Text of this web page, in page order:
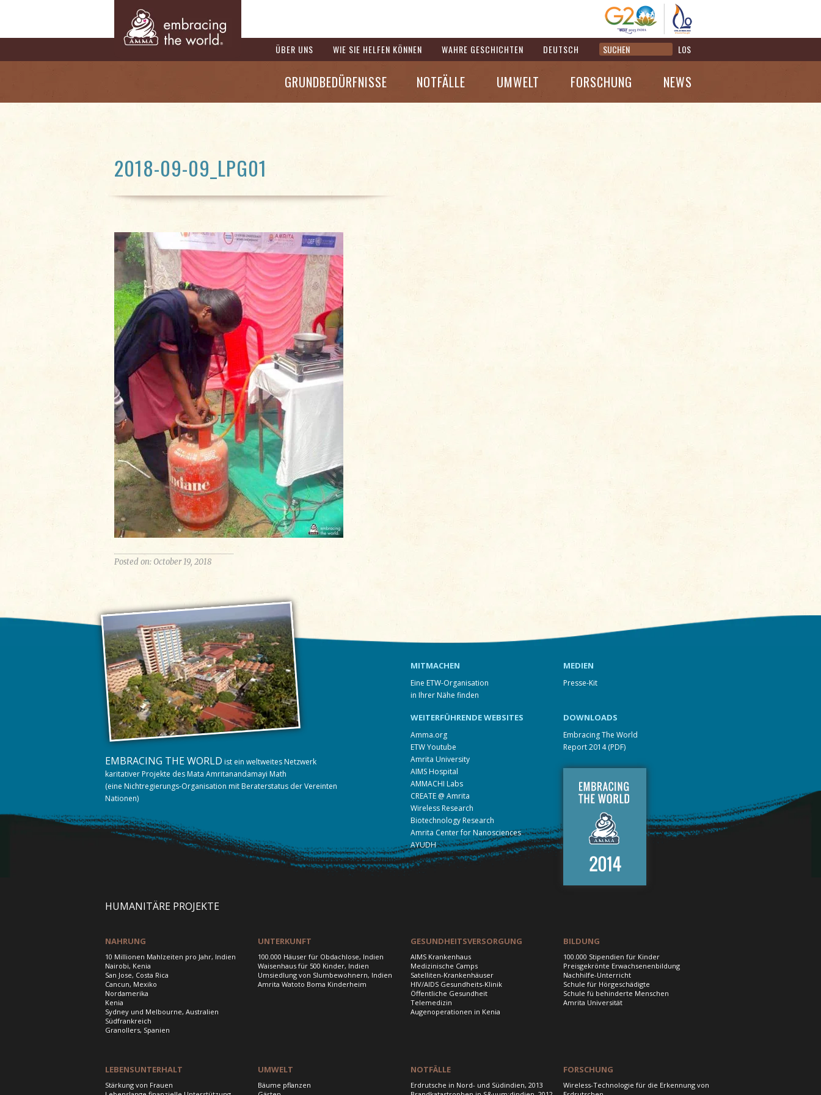
ÜBER UNS WIE SIE HELFEN KÖNNEN WAHRE GESCHICHTEN DEUTSCH LOS
GRUNDBEDÜRFNISSE NOTFÄLLE UMWELT FORSCHUNG NEWS
2018-09-09_LPG01
Posted on: October 19, 2018
EMBRACING THE WORLD ist ein weltweites Netzwerk
karitativer Projekte des Mata Amritanandamayi Math
(eine Nichtregierungs-Organisation mit Beraterstatus der Vereinten
Nationen)
MITMACHEN
Eine ETW-Organisation
in Ihrer Nähe finden
WEITERFÜHRENDE WEBSITES
Amma.org
ETW Youtube
Amrita University
AIMS Hospital
AMMACHI Labs
CREATE @ Amrita
Wireless Research
Biotechnology Research
Amrita Center for Nanosciences
AYUDH
MEDIEN
Presse-Kit
DOWNLOADS
Embracing The World
Report 2014 (PDF)
HUMANITÄRE PROJEKTE
NAHRUNG
10 Millionen Mahlzeiten pro Jahr, Indien
Nairobi, Kenia
San Jose, Costa Rica
Cancun, Mexiko
Nordamerika
Kenia
Sydney und Melbourne, Australien
Südfrankreich
Granollers, Spanien
UNTERKUNFT
100.000 Häuser für Obdachlose, Indien
Waisenhaus für 500 Kinder, Indien
Umsiedlung von Slumbewohnern, Indien
Amrita Watoto Boma Kinderheim
GESUNDHEITSVERSORGUNG
AIMS Krankenhaus
Medizinische Camps
Satelliten-Krankenhäuser
HIV/AIDS Gesundheits-Klinik
Öffentliche Gesundheit
Telemedizin
Augenoperationen in Kenia
BILDUNG
100.000 Stipendien für Kinder
Preisgekrönte Erwachsenenbildung
Nachhilfe-Unterricht
Schule für Hörgeschädigte
Schule fü behinderte Menschen
Amrita Universität
LEBENSUNTERHALT
Stärkung von Frauen
UMWELT
Bäume pflanzen
NOTFÄLLE
Erdrutsche in Nord- und Südindien, 2013
FORSCHUNG
Wireless-Technologie für die Erkennung von